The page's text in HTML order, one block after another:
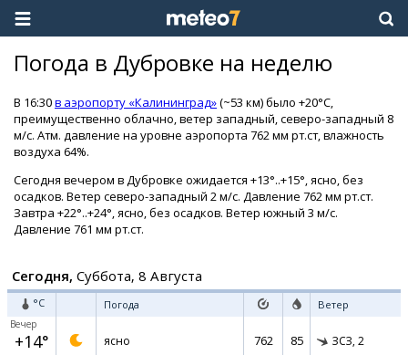
Погода в Дубровке на неделю
В 16:30в аэропорту «Калининград»(~53 км) было +20°C,
преимущественно облачно, ветер западный, северо-западный 8
м/с. Атм. давление на уровне аэропорта 762 мм рт.ст, влажность
воздуха 64%.
Сегодня вечером в Дубровке ожидается +13°..+15°, ясно, без
осадков. Ветер северо-западный 2 м/с. Давление 762 мм рт.ст.
Завтра +22°..+24°, ясно, без осадков. Ветер южный 3 м/с.
Давление 761 мм рт.ст.
Сегодня, Суббота, 8 Августа
°C Погода Ветер
Вечер
+14° ясно 762 85 ЗСЗ, 2